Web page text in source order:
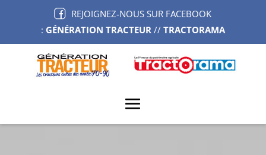
REJOIGNEZ-NOUS SUR FACEBOOK
: GÉNÉRATION TRACTEUR// TRACTORAMA